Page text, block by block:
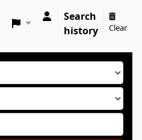
Search
history
Clear